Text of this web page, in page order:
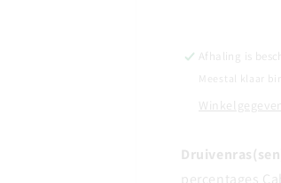
Julien
2014
Afhaling is
Meestal klaar
percentages